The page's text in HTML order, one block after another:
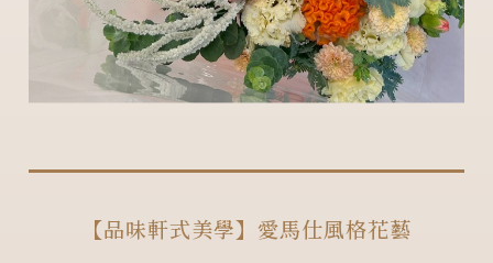
【品味軒式美學】愛馬仕風格花藝